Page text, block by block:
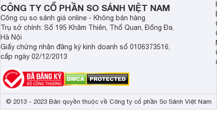
CÔNG TY CỔ PHẦN SO SÁNH VIỆT NAM
Công cụ so sánh giá online - Không bán hàng
Trụ sở chính: Số 195 Khâm Thiên, Thổ Quan, Đống Đa,
Hà Nội
Giấy chứng nhận đăng ký kinh doanh số 0106373516,
cấp ngày 02/12/2013
© 2013 - 2023 Bản quyền thuộc về Công ty cổ phần So Sánh Việt Nam